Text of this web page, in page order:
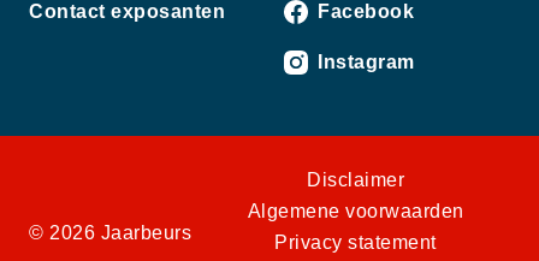
Contact exposanten Facebook
Instagram
© 2026 Jaarbeurs
Disclaimer
Algemene voorwaarden
Privacy statement